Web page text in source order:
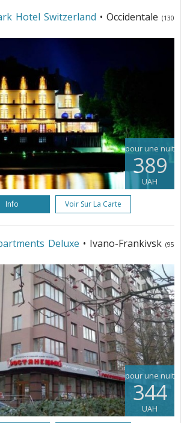
Hotel Switzerland • Occidentale (130
pour une nuit
389
UAH
Info Voir Sur La Carte
Deluxe • Ivano-Frankivsk (95
pour une nuit
344
UAH